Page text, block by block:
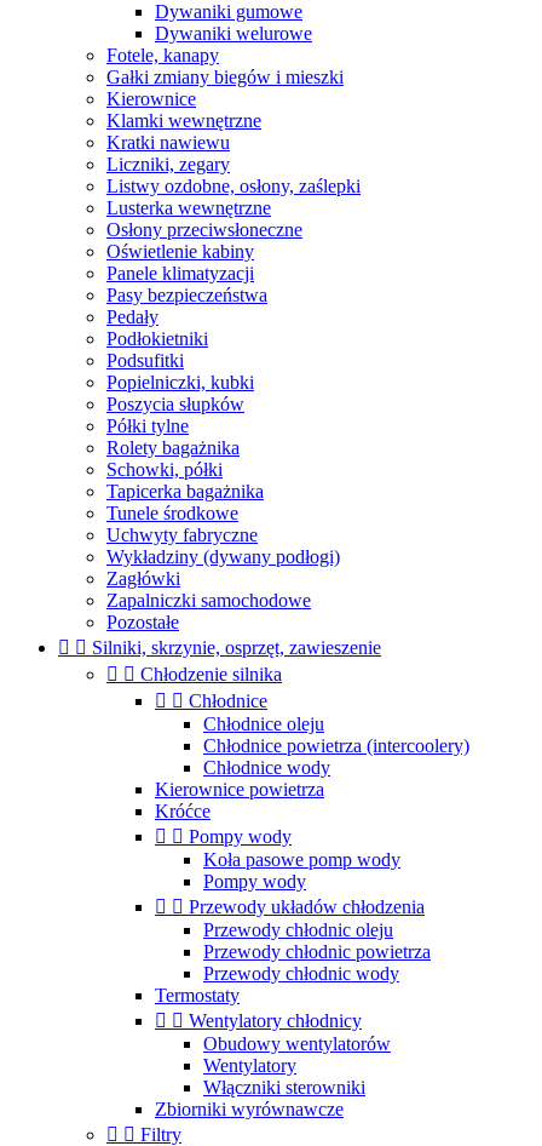
Dywaniki gumowe
Dywaniki welurowe
Fotele, kanapy
Gałki zmiany biegów i mieszki
Kierownice
Klamki wewnętrzne
Kratki nawiewu
Liczniki, zegary
Listwy ozdobne, osłony, zaślepki
Lusterka wewnętrzne
Osłony przeciwsłoneczne
Oświetlenie kabiny
Panele klimatyzacji
Pasy bezpieczeństwa
Pedały
Podłokietniki
Podsufitki
Popielniczki, kubki
Poszycia słupków
Półki tylne
Rolety bagażnika
Schowki, półki
Tapicerka bagażnika
Tunele środkowe
Uchwyty fabryczne
Wykładziny (dywany podłogi)
Zagłówki
Zapalniczki samochodowe
Pozostałe
  Silniki, skrzynie, osprzęt, zawieszenie
  Chłodzenie silnika
  Chłodnice
Chłodnice oleju
Chłodnice powietrza (intercoolery)
Chłodnice wody
Kierownice powietrza
Króćce
  Pompy wody
Koła pasowe pomp wody
Pompy wody
  Przewody układów chłodzenia
Przewody chłodnic oleju
Przewody chłodnic powietrza
Przewody chłodnic wody
Termostaty
  Wentylatory chłodnicy
Obudowy wentylatorów
Wentylatory
Włączniki sterowniki
Zbiorniki wyrównawcze
  Filtry